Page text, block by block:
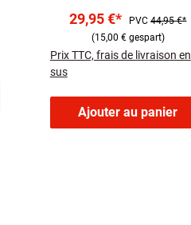
Farbtemperatursteuerung
29,95 €* PVC44,95 €*
(15,00 € gespart)
Prix TTC, frais de livraison en
sus
Ajouter au panier